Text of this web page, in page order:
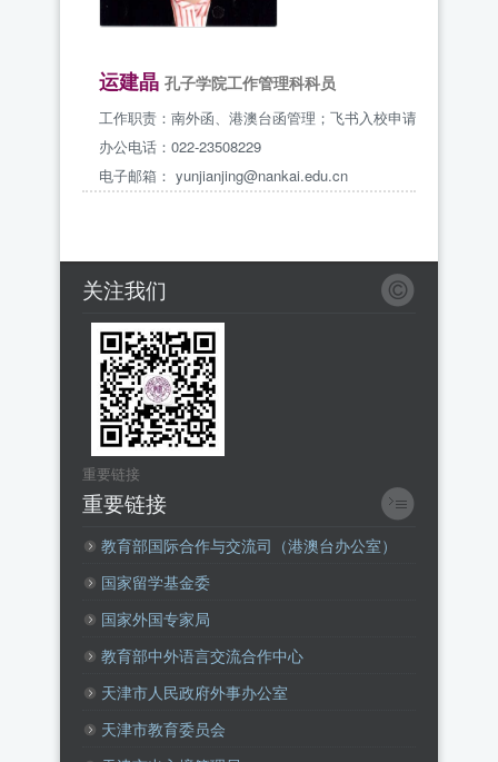
运建晶 孔子学院工作管理科科员
工作职责：南外函、港澳台函管理；飞书入校申请；报刊征订
办公电话：022-23508229
电子邮箱： yunjianjing@nankai.edu.cn
关注我们
重要链接
重要链接
教育部国际合作与交流司（港澳台办公室）
国家留学基金委
国家外国专家局
教育部中外语言交流合作中心
天津市人民政府外事办公室
天津市教育委员会